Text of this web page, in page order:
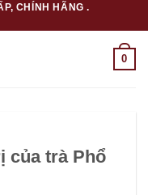
CHÍNH HÃNG .
0
của trà Phổ